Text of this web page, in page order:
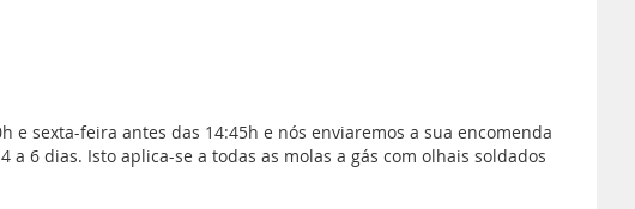
e sexta-feira antes das 14:45h e nós enviaremos a sua encomenda
6 dias. Isto aplica-se a todas as molas a gás com olhais soldados